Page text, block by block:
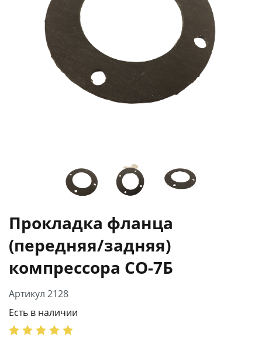
Прокладка фланца
(передняя/задняя)
компрессора СО-7Б
Артикул 2128
Есть в наличии